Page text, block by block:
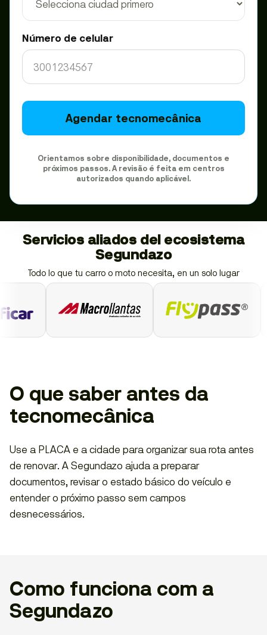
Número de celular
Agendar tecnomecânica
Orientamos sobre disponibilidade, documentos e
próximos passos. A revisão é feita em centros
autorizados quando aplicável.
Servicios aliados del ecosistema
Segundazo
Todo lo que tu carro o moto necesita, en un solo lugar
O que saber antes da
tecnomecânica
Use a PLACA e a cidade para organizar sua rota antes
de renovar. A Segundazo ajuda a preparar
documentos, revisar o estado básico do veículo e
entender o próximo passo sem campos
desnecessários.
Como funciona com a
Segundazo